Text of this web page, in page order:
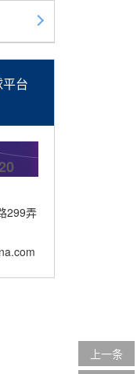
台
299弄
上一条